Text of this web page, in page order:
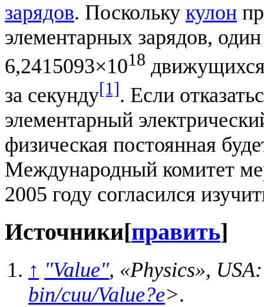
зарядов. Поскольку кулон
элементарных зарядов,
6,2415093×1018 движущихся
за секунду[1]. Если
элементарный
физическая постоянная
Международный комитет
2005 году согласился
Источники[править]
↑ "Value", «Physics»,
bin/cuu/Value?e>.